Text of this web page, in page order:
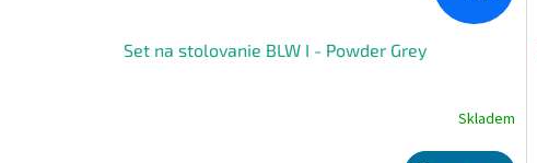
Set na stolovanie BLW I - Powder Grey
Skladem